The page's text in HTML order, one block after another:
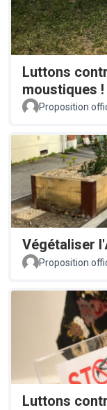
Luttons
moustiques !
Proposition
Végétaliser
Proposition
Luttons